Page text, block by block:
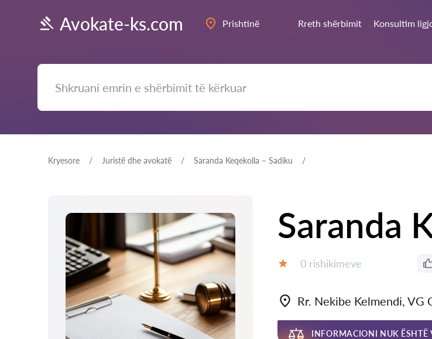
Avokate-ks.com Prishtinë Rreth shërbimit Konsultim
Kryesore Juristë dhe avokatë Saranda Keqekolla – Sadiku
Saranda
Rishikime:
0 rishikimeve
Rr. Nekibe Kelmendi, VG
INFORMACIONI NUK ËSHTË